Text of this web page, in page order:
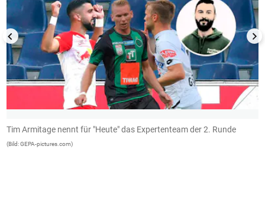
Tim Armitage nennt für "Heute" das Expertenteam der 2. Runde
(Bild: GEPA-pictures.com)